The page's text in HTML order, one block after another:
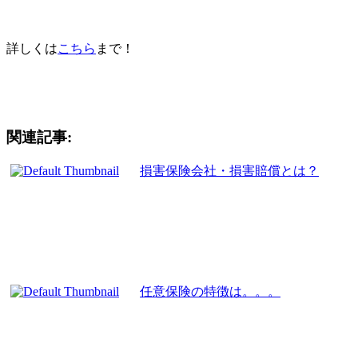
詳しくはこちら まで！
関連記事:
損害保険会社・損害賠償とは？
任意保険の特徴は。。。